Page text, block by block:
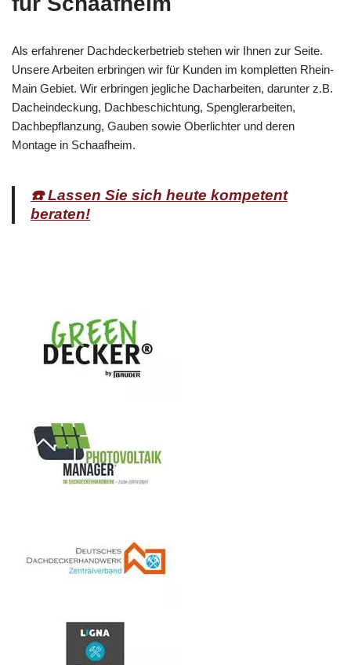
Als erfahrener Dachdeckerbetrieb stehen wir Ihnen zur Seite.
Unsere Arbeiten erbringen wir für Kunden im kompletten Rhein-
Main Gebiet. Wir erbringen jegliche Dacharbeiten, darunter z.B.
Dacheindeckung, Dachbeschichtung, Spenglerarbeiten,
Dachbepflanzung, Gauben sowie Oberlichter und deren
Montage in Schaafheim.
☎️ Lassen Sie sich heute kompetent
beraten!